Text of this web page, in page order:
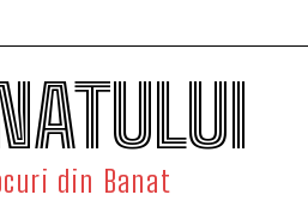
din Banat